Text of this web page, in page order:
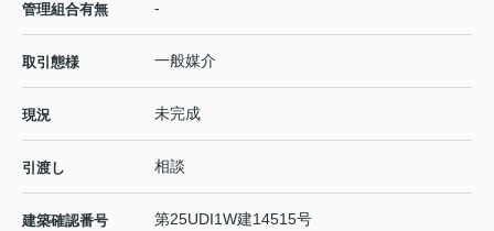
管理組合有無 -
取引態様 一般媒介
現況 未完成
引渡し 相談
建築確認番号 第25UDI1W建14515号